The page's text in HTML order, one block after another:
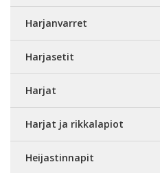
Harjanvarret
Harjasetit
Harjat
Harjat ja rikkalapiot
Heijastinnapit